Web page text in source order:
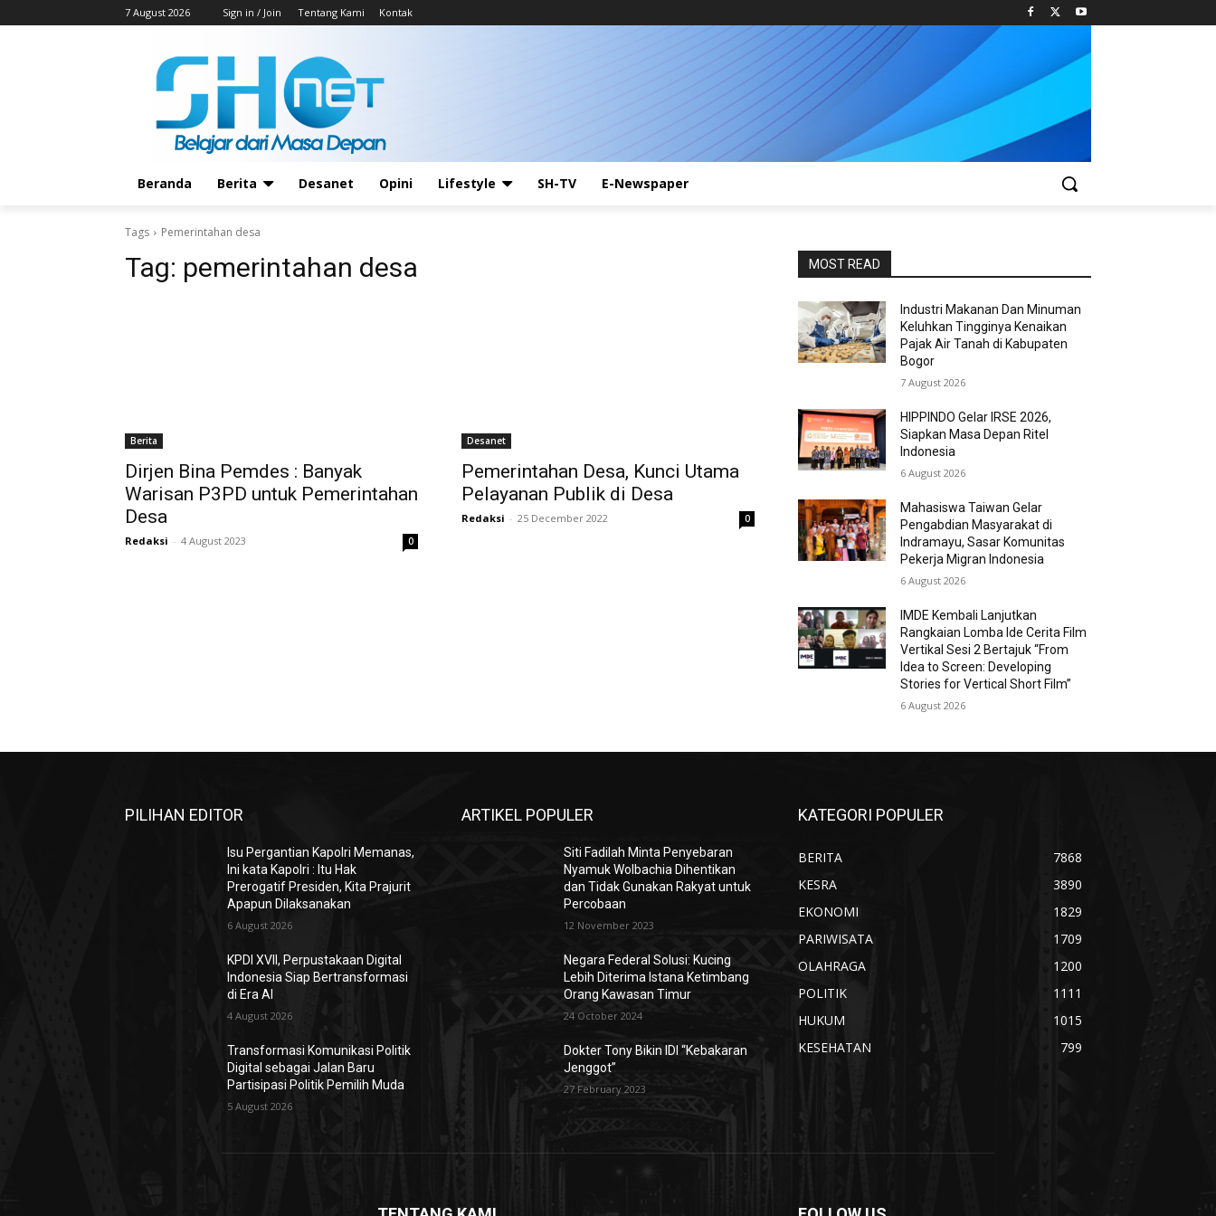
7 August 2026 Sign in / Join Tentang Kami Kontak
Beranda Berita Desanet Opini Lifestyle SH-TV E-Newspaper
Tags Pemerintahan desa
Tag: pemerintahan desa
Berita
Dirjen Bina Pemdes : Banyak
Warisan P3PD untuk Pemerintahan
Desa
Redaksi - 4 August 2023 0
Desanet
Pemerintahan Desa, Kunci Utama
Pelayanan Publik di Desa
Redaksi - 25 December 2022 0
MOST READ
Industri Makanan Dan Minuman
Keluhkan Tingginya Kenaikan
Pajak Air Tanah di Kabupaten
Bogor
7 August 2026
HIPPINDO Gelar IRSE 2026,
Siapkan Masa Depan Ritel
Indonesia
6 August 2026
Mahasiswa Taiwan Gelar
Pengabdian Masyarakat di
Indramayu, Sasar Komunitas
Pekerja Migran Indonesia
6 August 2026
IMDE Kembali Lanjutkan
Rangkaian Lomba Ide Cerita Film
Vertikal Sesi 2 Bertajuk “From
Idea to Screen: Developing
Stories for Vertical Short Film”
6 August 2026
PILIHAN EDITOR
Isu Pergantian Kapolri Memanas,
Ini kata Kapolri : Itu Hak
Prerogatif Presiden, Kita Prajurit
Apapun Dilaksanakan
6 August 2026
KPDI XVII, Perpustakaan Digital
Indonesia Siap Bertransformasi
di Era AI
4 August 2026
Transformasi Komunikasi Politik
Digital sebagai Jalan Baru
Partisipasi Politik Pemilih Muda
5 August 2026
ARTIKEL POPULER
Siti Fadilah Minta Penyebaran
Nyamuk Wolbachia Dihentikan
dan Tidak Gunakan Rakyat untuk
Percobaan
12 November 2023
Negara Federal Solusi: Kucing
Lebih Diterima Istana Ketimbang
Orang Kawasan Timur
24 October 2024
Dokter Tony Bikin IDI “Kebakaran
Jenggot”
27 February 2023
KATEGORI POPULER
BERITA
7868
KESRA
3890
EKONOMI
1829
PARIWISATA
1709
OLAHRAGA
1200
POLITIK
1111
HUKUM
1015
KESEHATAN
799